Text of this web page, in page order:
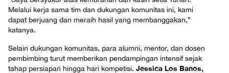
Melalui kerja sama tim dan dukungan komunitas ini, kami
dapat berjuang dan meraih hasil yang membanggakan,”
katanya.
Selain dukungan komunitas, para alumni, mentor, dan dosen
pembimbing turut memberikan pendampingan intensif sejak
tahap persiapan hingga hari kompetisi. Jessica Los Banos,